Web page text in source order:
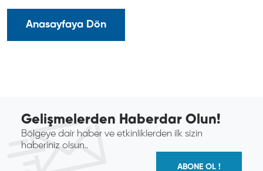
Anasayfaya Dön
Gelişmelerden Haberdar Olun!
Bölgeye dair haber ve etkinliklerden ilk sizin
haberiniz olsun..
ABONE OL !